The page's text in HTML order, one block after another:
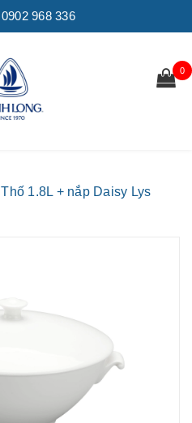
0902 968 336
0
Thố 1.8L + nắp Daisy Lys